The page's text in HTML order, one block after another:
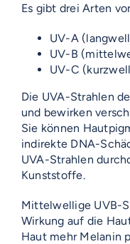
Es gibt drei Arten
UV-A
UV-B
UV-C
Die UVA-Strahlen
und bewirken
Sie können
indirekte DNA-
UVA-Strahlen
Kunststoffe.
Mittelwellige UVB-
Wirkung auf die
Haut mehr Melanin